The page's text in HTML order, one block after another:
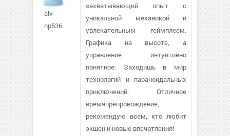
alv-
np536
захватывающий опыт с
уникальной механикой и
увлекательным геймплеем.
Графика на высоте, а
управление интуитивно
понятное. Заходишь в мир
технологий и параноидальных
приключений. Отличное
времяпрепровождение,
рекомендую всем, кто любит
экшен и новые впечатления!